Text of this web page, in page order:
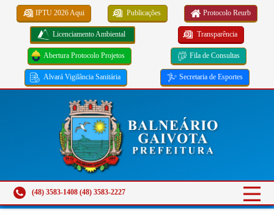
IPTU 2026 Aqui Publicações Protocolo Reurb
Licenciamento Ambiental Transparência
Abertura Protocolo Projetos Fila de Consultas
Alvará Vigilância Sanitária Secretaria de Esportes
(48) 3583-1408 (48) 3583-2227